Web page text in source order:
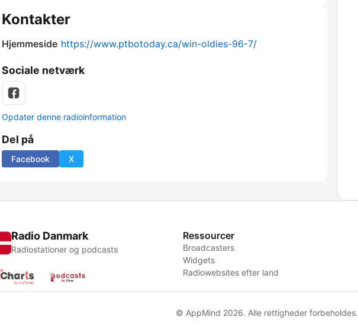
Kontakter
Hjemmeside https://www.ptbotoday.ca/win-oldies-96-7/
Sociale netværk
Opdater denne radioinformation
Del på
Facebook X
Radio Danmark
Radiostationer og podcasts
Ressourcer
Broadcasters
Widgets
Radiowebsites efter land
© AppMind 2026. Alle rettigheder forbeholdes.